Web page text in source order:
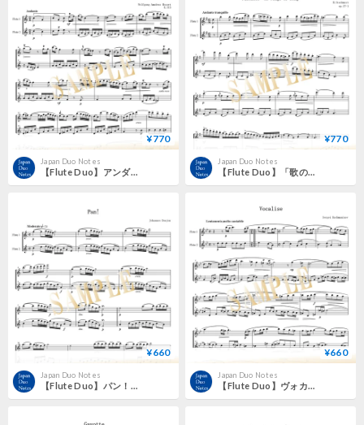
¥770
Japan Duo Notes
【Flute Duo】アンダンテ K.315／W.A.モーツァルト
¥770
Japan Duo Notes
【Flute Duo】「歌の翼」による幻想曲／H.シュテックメスト（原曲：メンデルスゾーン）
¥660
Japan Duo Notes
【Flute Duo】パン！（Pan!）／ジュール・ドンジョン
¥660
Japan Duo Notes
【Flute Duo】ヴォカリーズ（Vocalise）／セルゲイ・ラフマニノフ